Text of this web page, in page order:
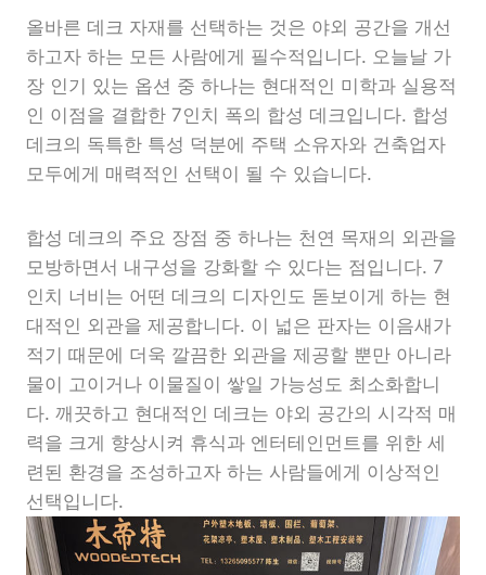
올바른 데크 자재를 선택하는 것은 야외 공간을 개선
하고자 하는 모든 사람에게 필수적입니다. 오늘날 가
장 인기 있는 옵션 중 하나는 현대적인 미학과 실용적
인 이점을 결합한 7인치 폭의 합성 데크입니다. 합성
데크의 독특한 특성 덕분에 주택 소유자와 건축업자
모두에게 매력적인 선택이 될 수 있습니다.
합성 데크의 주요 장점 중 하나는 천연 목재의 외관을
모방하면서 내구성을 강화할 수 있다는 점입니다. 7
인치 너비는 어떤 데크의 디자인도 돋보이게 하는 현
대적인 외관을 제공합니다. 이 넓은 판자는 이음새가
적기 때문에 더욱 깔끔한 외관을 제공할 뿐만 아니라
물이 고이거나 이물질이 쌓일 가능성도 최소화합니
다. 깨끗하고 현대적인 데크는 야외 공간의 시각적 매
력을 크게 향상시켜 휴식과 엔터테인먼트를 위한 세
련된 환경을 조성하고자 하는 사람들에게 이상적인
선택입니다.